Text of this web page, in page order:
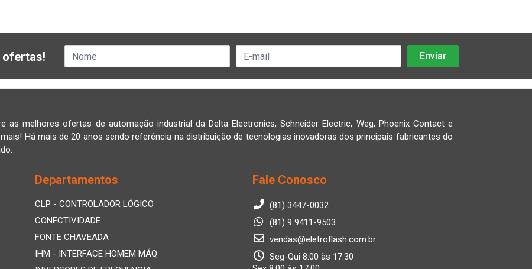
ofertas!
as melhores ofertas de automação industrial da Delta Electronics, Schneider Electric, Weg, Phoenix Contact e
Há mais de 20 anos sendo referência na distribuição de tecnologias inovadoras dos principais fabricantes do
Departamentos
CLP - CONTROLADOR LÓGICO
CONECTIVIDADE
FONTE CHAVEADA
IHM - INTERFACE HOMEM MÁQ
Fale Conosco
(81) 3447-0032
(81) 9 9411-9503
vendas@eletroflash.com.br
Seg-Qui 8:00 às 17:30